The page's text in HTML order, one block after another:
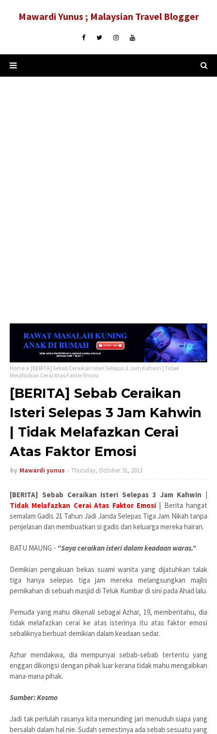
Mawardi Yunus ; Malaysian Travel Blogger
Home
[BERITA] Sebab Ceraikan Isteri Selepas 3 Jam Kahwin | Tidak
Melafazkan Cerai Atas Faktor Emosi
[BERITA] Sebab Ceraikan
Isteri Selepas 3 Jam Kahwin
| Tidak Melafazkan Cerai
Atas Faktor Emosi
by Mawardi yunus Thursday, October 31, 2013
[BERITA] Sebab Ceraikan Isteri Selepas 3 Jam Kahwin |
Tidak Melafazkan Cerai Atas Faktor Emosi | Berita hangat
semalam Gadis 21 Tahun Jadi Janda Selepas Tiga Jam Nikah tanpa
penjelasan dan membuatkan si gadis dan keluarga mereka hairan.
BATU MAUNG - "Saya ceraikan isteri dalam keadaan waras."
Demikian pengakuan bekas suami wanita yang dijatuhkan talak
tiga hanya selepas tiga jam mereka melangsungkan majlis
pernikahan di sebuah masjid di Teluk Kumbar di sini pada Ahad lalu.
Pemuda yang mahu dikenali sebagai Azhar, 19, memberitahu, dia
tidak melafazkan cerai ke atas isterinya itu atas faktor emosi
sebaliknya berbuat demikian dalam keadaan sedar.
Azhar mendakwa, dia mempunyai sebab-sebab tertentu yang
enggan dikongsi dengan pihak luar kerana tidak mahu mengaibkan
mana-mana pihak.
Sumber: Kosmo
Jadi tak perlulah rasanya kita menunding jari menuduh siapa yang
bersalah dalam hal nie. Sudah semestinya ada sebab sesuatu yang